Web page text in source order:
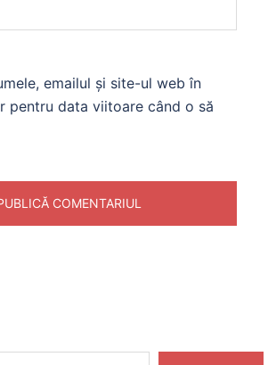
emailul și site-ul web în
pentru data viitoare când o să